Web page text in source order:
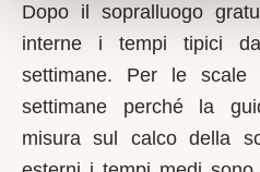
Dopo il sopralluogo
interne i tempi tipici
settimane. Per le
settimane perché la
misura sul calco della